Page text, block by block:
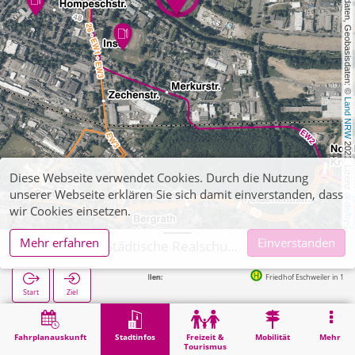
, Kartendaten, Geobasisdaten: ©
Land NRW
2021, Lizenz
dl-de/by-2-0
Fahrplanauskunft Stadtinfos
Freizeit &
Tourismus
Mobilität Mehr
Start Ziel
Friedhof Eschweiler in 131m
Stadtinfos Eschweiler, Städtische Realschule Patternhof
Diese Webseite verwendet Cookies. Durch die Nutzung
unserer Webseite erklären Sie sich damit einverstanden, dass
wir Cookies einsetzen.
Mehr erfahren
Einverstanden